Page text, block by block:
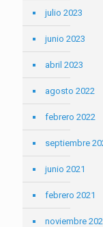
julio 2023
junio 2023
abril 2023
agosto 2022
febrero 2022
septiembre
junio 2021
febrero 2021
noviembre